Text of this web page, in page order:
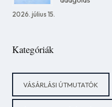
2026. július 15.
Kategóriák
VÁSÁRLÁSI ÚTMUTATÓK